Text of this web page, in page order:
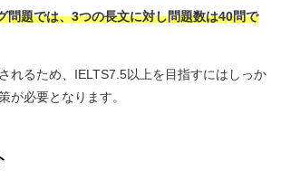
問題では、3つの長文に対し問題数は40問で
れるため、IELTS7.5以上を目指すにはしっか
が必要となります。